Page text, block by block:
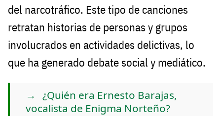
del narcotráfico. Este tipo de canciones
retratan historias de personas y grupos
involucrados en actividades delictivas, lo
que ha generado debate social y mediático.
¿Quién era Ernesto Barajas,
vocalista de Enigma Norteño?